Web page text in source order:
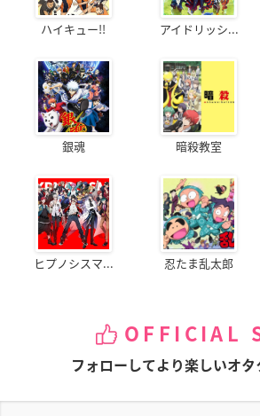
ハイキュー!! アイドリッシ...
銀魂 暗殺教室
ヒプノシスマ... 忍たま乱太郎
OFFICIAL
フォローしてより楽しいオタ